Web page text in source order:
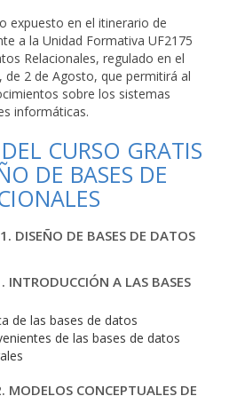
expuesto en el itinerario de
a la Unidad Formativa UF2175
Relacionales, regulado en el
de 2 de Agosto, que permitirá al
sobre los sistemas
informáticas.
CURSO GRATIS
DE BASES DE
DISEÑO DE BASES DE DATOS
A LAS BASES
de las bases de datos
de las bases de datos
CONCEPTUALES DE